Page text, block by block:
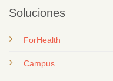
Soluciones
ForHealth
Campus